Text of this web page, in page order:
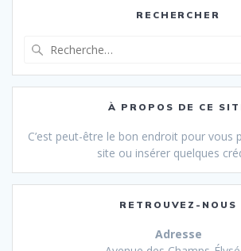
RECHERCHER
:
À PROPOS DE CE
C’est peut-être le bon endroit pour vous
site ou insérer quelques
RETROUVEZ-NOUS
Adresse